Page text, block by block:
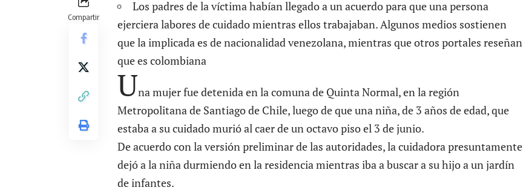
Compartir
Los padres de la víctima habían llegado a un acuerdo para que una persona
ejerciera labores de cuidado mientras ellos trabajaban. Algunos medios sostienen
que la implicada es de nacionalidad venezolana, mientras que otros portales reseñan
que es colombiana
Una mujer fue detenida en la comuna de Quinta Normal, en la región
Metropolitana de Santiago de Chile, luego de que una niña, de 3 años de edad, que
estaba a su cuidado murió al caer de un octavo piso el 3 de junio.
De acuerdo con la versión preliminar de las autoridades, la cuidadora presuntamente
dejó a la niña durmiendo en la residencia mientras iba a buscar a su hijo a un jardín
de infantes.